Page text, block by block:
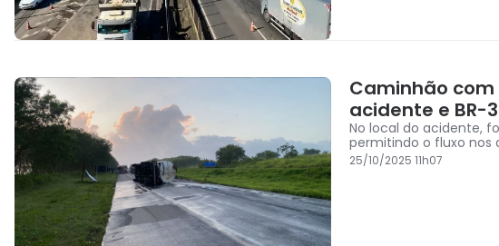
Caminhão
acidente e BR-
No local do acidente,
permitindo o fluxo nos
25/10/2025 11h07